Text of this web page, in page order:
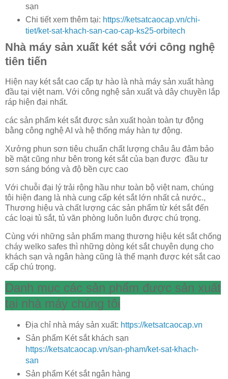
sạn
Chi tiết xem thêm tại: https://ketsatcaocap.vn/chi-
tiet/ket-sat-khach-san-cao-cap-ks25-orbitech
Nhà máy sản xuất két sắt với công nghệ
tiên tiến
Hiện nay két sắt cao cấp tự hào là nhà máy sản xuất hàng
đầu tại việt nam. Với công nghệ sản xuất và dây chuyền lắp
ráp hiện đại nhất.
các sản phẩm két sắt được sản xuất hoàn toàn tự động
bằng công nghệ AI và hệ thống máy hàn tự động.
Xưởng phun sơn tiêu chuẩn chất lượng châu âu đảm bảo
bề mặt cũng như bên trong két sắt của bạn được đầu tư
sơn sáng bóng và độ bền cực cao
Với chuỗi đại lý trải rộng hầu như toàn bộ việt nam, chúng
tôi hiện đang là nhà cung cấp két sắt lớn nhất cả nước.,
Thương hiệu và chất lượng các sản phẩm từ két sắt đến
các loại tủ sắt, tủ văn phòng luôn luôn được chú trọng.
Cùng với những sản phẩm mang thương hiệu két sắt chống
cháy welko safes thì những dòng két sắt chuyên dụng cho
khách sạn và ngân hàng cũng là thế mạnh được két sắt cao
cấp chú trọng.
Danh mục các sản phẩm được sản xuất
tại nhà máy chúng tôi
Địa chỉ nhà máy sản xuất: https://ketsatcaocap.vn
Sản phẩm Két sắt khách sạn
https://ketsatcaocap.vn/san-pham/ket-sat-khach-
san
Sản phẩm Két sắt ngân hàng